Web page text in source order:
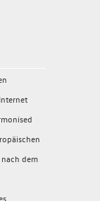
dem